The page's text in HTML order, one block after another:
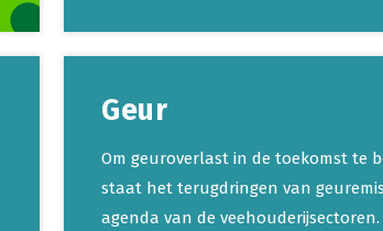
Geur
Om geuroverlast in de toekomst te
staat het terugdringen van
agenda van de veehouderijsectoren.